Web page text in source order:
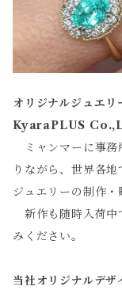
オリジナルジュエリ
KyaraPLUS
ミャンマーに事務
りながら、世界各
ジュエリーの制作・
新作も随時入荷中
みください。
当社オリジナルデ